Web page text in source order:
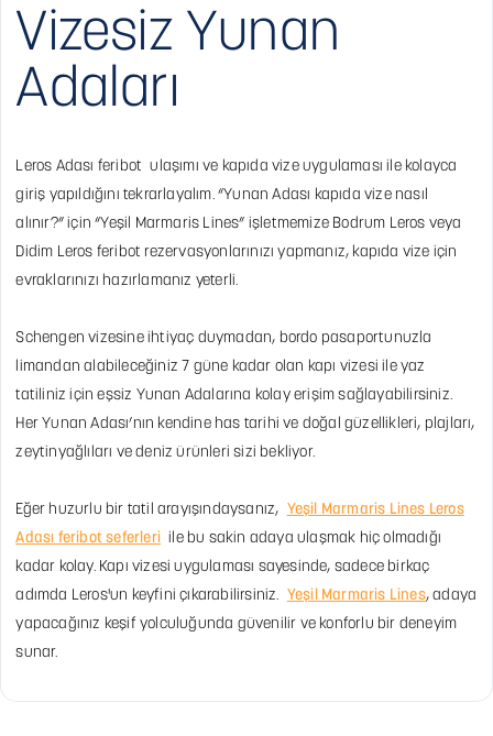
Vizesiz Yunan
Adaları
Leros Adası feribot ulaşımı ve kapıda vize uygulaması ile kolayca
giriş yapıldığını tekrarlayalım. “Yunan Adası kapıda vize nasıl
alınır?” için “Yeşil Marmaris Lines” işletmemize Bodrum Leros veya
Didim Leros feribot rezervasyonlarınızı yapmanız, kapıda vize için
evraklarınızı hazırlamanız yeterli.
Schengen vizesine ihtiyaç duymadan, bordo pasaportunuzla
limandan alabileceğiniz 7 güne kadar olan kapı vizesi ile yaz
tatiliniz için eşsiz Yunan Adalarına kolay erişim sağlayabilirsiniz.
Her Yunan Adası’nın kendine has tarihi ve doğal güzellikleri, plajları,
zeytinyağlıları ve deniz ürünleri sizi bekliyor.
Eğer huzurlu bir tatil arayışındaysanız, Yeşil Marmaris Lines Leros
Adası feribot seferleriile bu sakin adaya ulaşmak hiç olmadığı
kadar kolay. Kapı vizesi uygulaması sayesinde, sadece birkaç
adımda Leros'un keyfini çıkarabilirsiniz. Yeşil Marmaris Lines, adaya
yapacağınız keşif yolculuğunda güvenilir ve konforlu bir deneyim
sunar.